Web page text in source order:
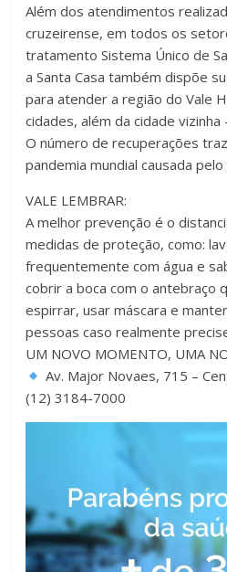
Além dos atendimentos
cruzeirense, em todos os
tratamento Sistema Único de
a Santa Casa também dispõe
para atender a região do Vale
cidades, além da cidade vizinha
O número de recuperações
pandemia mundial causada
VALE LEMBRAR:
A melhor prevenção é o
medidas de proteção, como:
frequentemente com água e
cobrir a boca com o antebraço
espirrar, usar máscara e
pessoas caso realmente
UM NOVO MOMENTO, UMA
Av. Major Novaes, 715 –
(12) 3184-7000